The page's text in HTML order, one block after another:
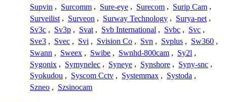
Supvin , Surcomm , Sure-eye , Surecom , Surip Cam ,
Surveilist , Surveon , Surway Technology , Surya-net ,
Sv3c , Sv3p , Svat , Svb International , Svbc , Svc ,
Sve3 , Svec , Svi , Svision Co , Svn , Svplus , Sw360 ,
Swann , Sweex , Swibe , Swnhd-800cam , Sy2l ,
Sygonix , Symynelec , Syneye , Synshore , Syny-snc ,
Syokudou , Syscom Cctv , Systemmax , Systoda ,
Szneo , Szsinocam